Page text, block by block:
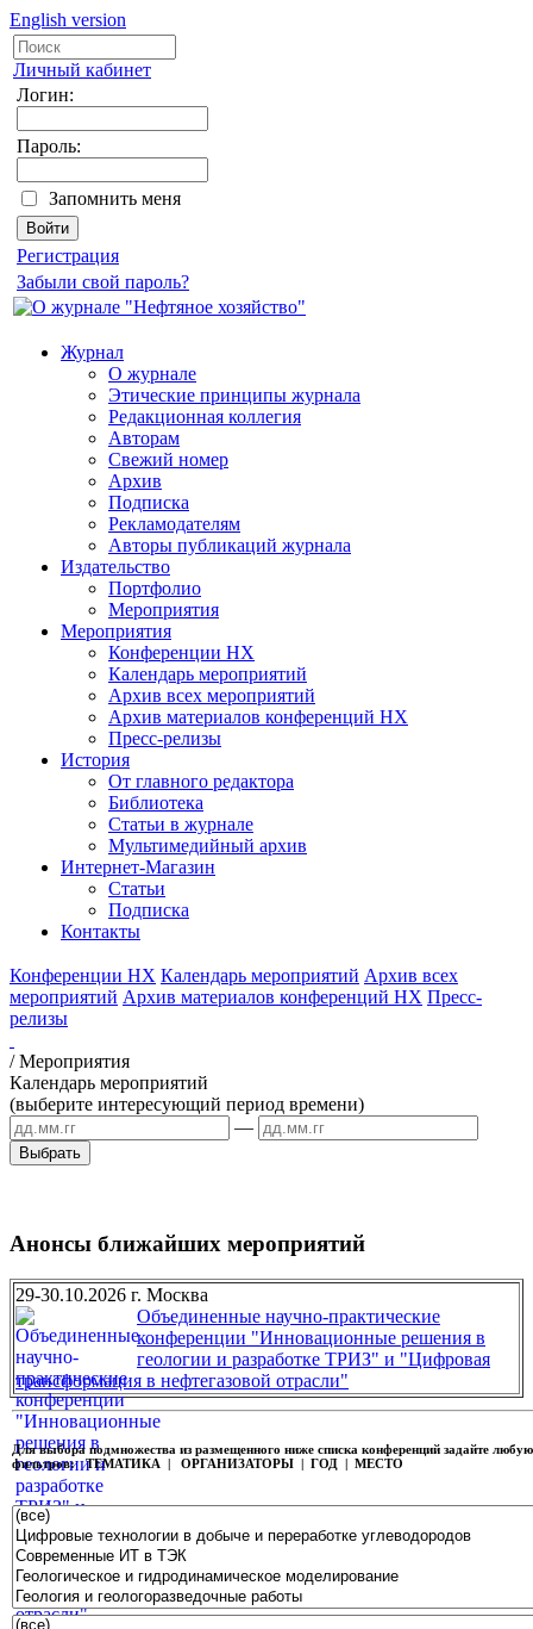
English version
Личный кабинет
Логин:
Пароль:
Запомнить меня
Регистрация
Забыли свой пароль?
Журнал
О журнале
Этические принципы журнала
Редакционная коллегия
Авторам
Свежий номер
Архив
Подписка
Рекламодателям
Авторы публикаций журнала
Издательство
Портфолио
Мероприятия
Мероприятия
Конференции НХ
Календарь мероприятий
Архив всех мероприятий
Архив материалов конференций НХ
Пресс-релизы
История
От главного редактора
Библиотека
Статьи в журнале
Мультимедийный архив
Интернет-Магазин
Статьи
Подписка
Контакты
Конференции НХ Календарь мероприятий Архив всех
мероприятий Архив материалов конференций НХ Пресс-
релизы
/Мероприятия
Календарь мероприятий
(выберите интересующий период времени)
—
Анонсы ближайших мероприятий
29-30.10.2026 г. Москва
Объединенные научно-практические
конференции "Инновационные решения в
геологии и разработке ТРИЗ" и "Цифровая
трансформация в нефтегазовой отрасли"
Для выбора подмножества из размещенного ниже списка конференций задайте
фильтров:ТЕМАТИКА | ОРГАНИЗАТОРЫ | ГОД | МЕСТО